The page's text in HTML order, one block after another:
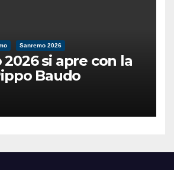
Sanremo 2026
si apre con la
Baudo